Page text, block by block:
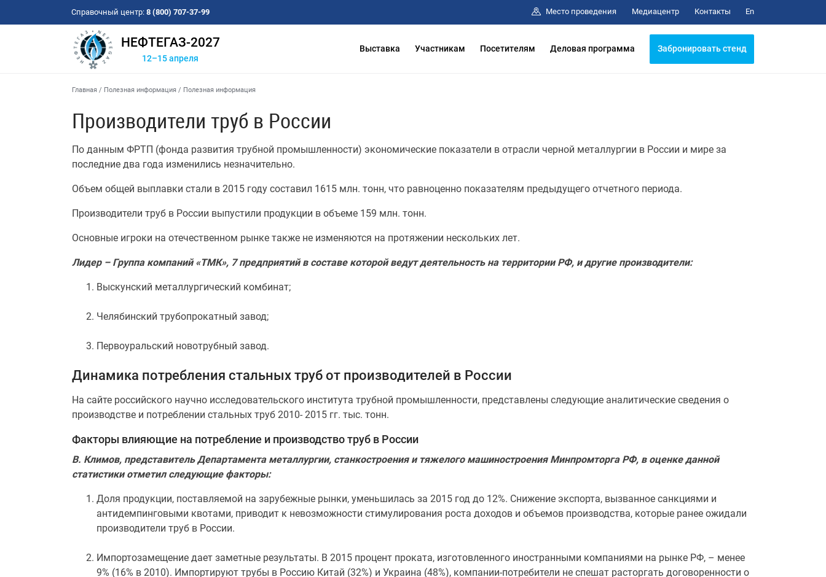
Справочный центр: 8 (800) 707-37-99 Место проведения Медиацентр Контакты En
НЕФТЕГАЗ-2027
12–15 апреля
Выставка Участникам Посетителям Деловая программа Забронировать стенд
Главная / Полезная информация / Полезная информация
Производители труб в России
По данным ФРТП (фонда развития трубной промышленности) экономические показатели в отрасли черной металлургии в России и мире за
последние два года изменились незначительно.
Объем общей выплавки стали в 2015 году составил 1615 млн. тонн, что равноценно показателям предыдущего отчетного периода.
Производители труб в России выпустили продукции в объеме 159 млн. тонн.
Основные игроки на отечественном рынке также не изменяются на протяжении нескольких лет.
Лидер – Группа компаний «ТМК», 7 предприятий в составе которой ведут деятельность на территории РФ, и другие производители:
Выскунский металлургический комбинат;
Челябинский трубопрокатный завод;
Первоуральский новотрубный завод.
Динамика потребления стальных труб от производителей в России
На сайте российского научно исследовательского института трубной промышленности, представлены следующие аналитические сведения о
производстве и потреблении стальных труб 2010- 2015 гг. тыс. тонн.
Факторы влияющие на потребление и производство труб в России
В. Климов, представитель Департамента металлургии, станкостроения и тяжелого машиностроения Минпромторга РФ, в оценке данной
статистики отметил следующие факторы:
Доля продукции, поставляемой на зарубежные рынки, уменьшилась за 2015 год до 12%. Снижение экспорта, вызванное санкциями и
антидемпинговыми квотами, приводит к невозможности стимулирования роста доходов и объемов производства, которые ранее ожидали
производители труб в России.
Импортозамещение дает заметные результаты. В 2015 процент проката, изготовленного иностранными компаниями на рынке РФ, – менее
9% (16% в 2010). Импортируют трубы в Россию Китай (32%) и Украина (48%), компании-потребители не спешат расторгать договоренности о